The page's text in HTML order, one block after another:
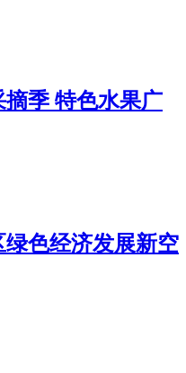
季 特色水果广
色经济发展新空